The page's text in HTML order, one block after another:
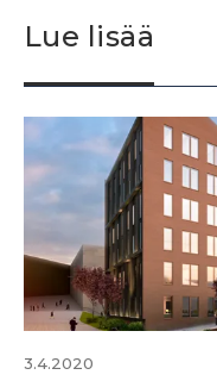
Lue lisää
3.4.2020